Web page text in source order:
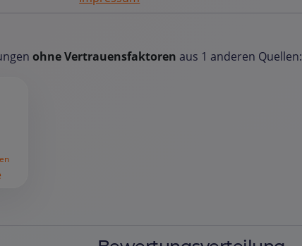
ohne Vertrauensfaktoren aus 1 anderen Quellen: